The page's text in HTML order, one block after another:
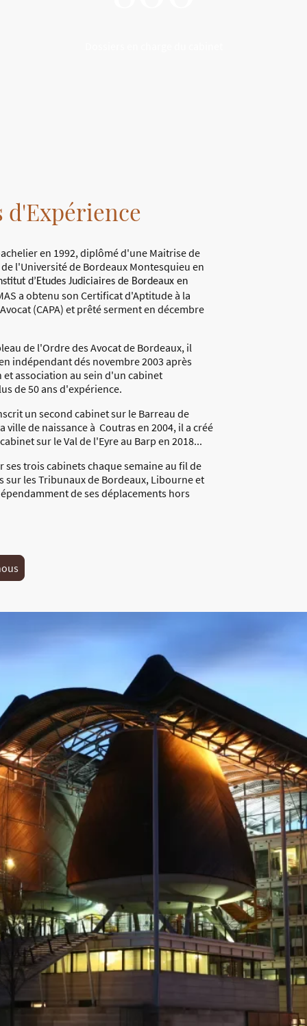
d'Expérience
en 1992, diplômé d'une Maitrise de
l'Université de Bordeaux Montesquieu en
d’Etudes Judiciaires de Bordeaux en
a obtenu son Certificat d'Aptitude à la
(CAPA) et prêté serment en décembre
de l'Ordre des Avocat de Bordeaux, il
indépendant dés novembre 2003 après
association au sein d'un cabinet
de 50 ans d'expérience.
un second cabinet sur le Barreau de
ville de naissance à Coutras en 2004, il a créé
sur le Val de l'Eyre au Barp en 2018...
ses trois cabinets chaque semaine au fil de
sur les Tribunaux de Bordeaux, Libourne et
de ses déplacements hors